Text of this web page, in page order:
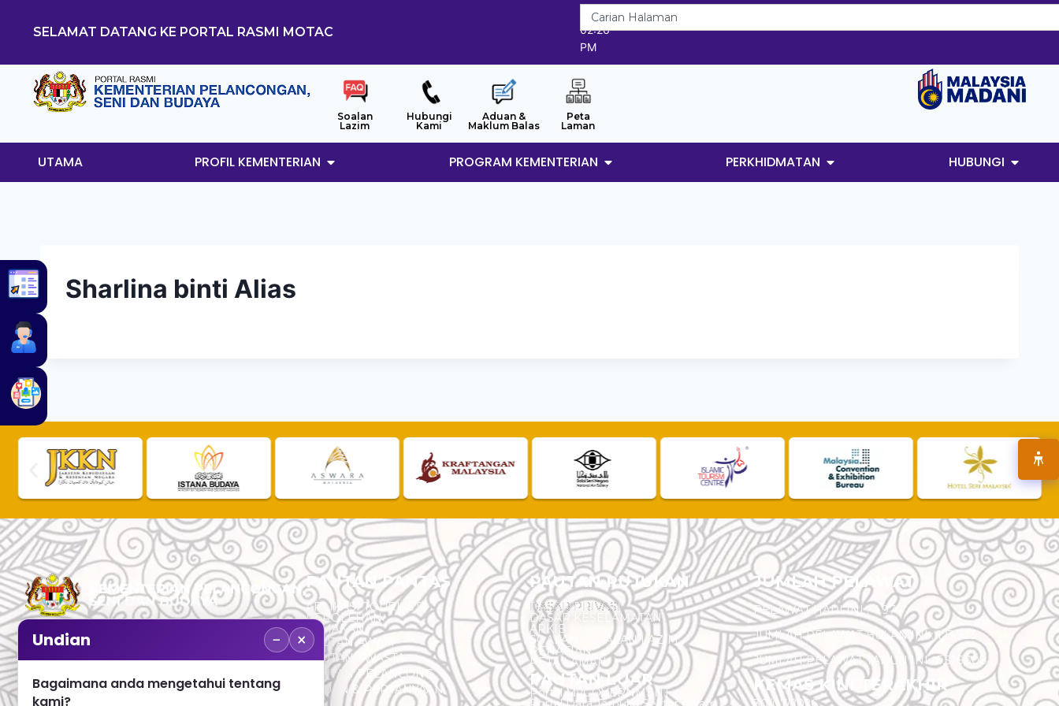
SELAMAT DATANG KE PORTAL RASMI MOTAC
8/8/2026
02:26
PM
Soalan
Lazim
Hubungi
Kami
Aduan &
Maklum Balas
Peta
Laman
UTAMA PROFIL KEMENTERIAN PROGRAM KEMENTERIAN PERKHIDMATAN HUBUNGI
Sharlina binti Alias
No. 2, Menara 1, Jalan P5/6, Presint 5,
+603 8000 8000
PAUTAN PANTAS
APLIKASI TOURLIST
PEROLEHAN
SEMAKAN
PAUTAN AWAM
PAUTAN SWASTA
PAUTAN PELANCONG
ADUAN & PERTANYAAN
PAUTAN RUJUKAN
DASAR PRIVASI
DASAR KESELAMATAN
ARKIB
SOALAN - SOALAN LAZIM
PENAFIAN
PETA LAMAN
PAUTAN LUAR
Portal MyGOVERNMENT
JUMLAH PELAWAT
PELAWAT HARI INI : 4,974
JUMLAH PELAWAT BULAN INI : 123,723
JUMLAH PELAWAT TAHUN INI : 5,526,308
KEMAS KINI TERAKHIR
Undian − ×
Bagaimana anda mengetahui tentang
kami?